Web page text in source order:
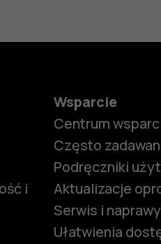
i
Wsparcie
Centrum
Często
Podręczniki
Aktualizacje
Serwis i naprawy
Ułatwienia